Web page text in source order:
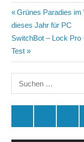
Vorheriger
Beitrag:
Grünes Paradies
dieses Jahr für PC
Nächster
Beitrag:
SwitchBot – Lock Pro
Test
Suchen
nach: